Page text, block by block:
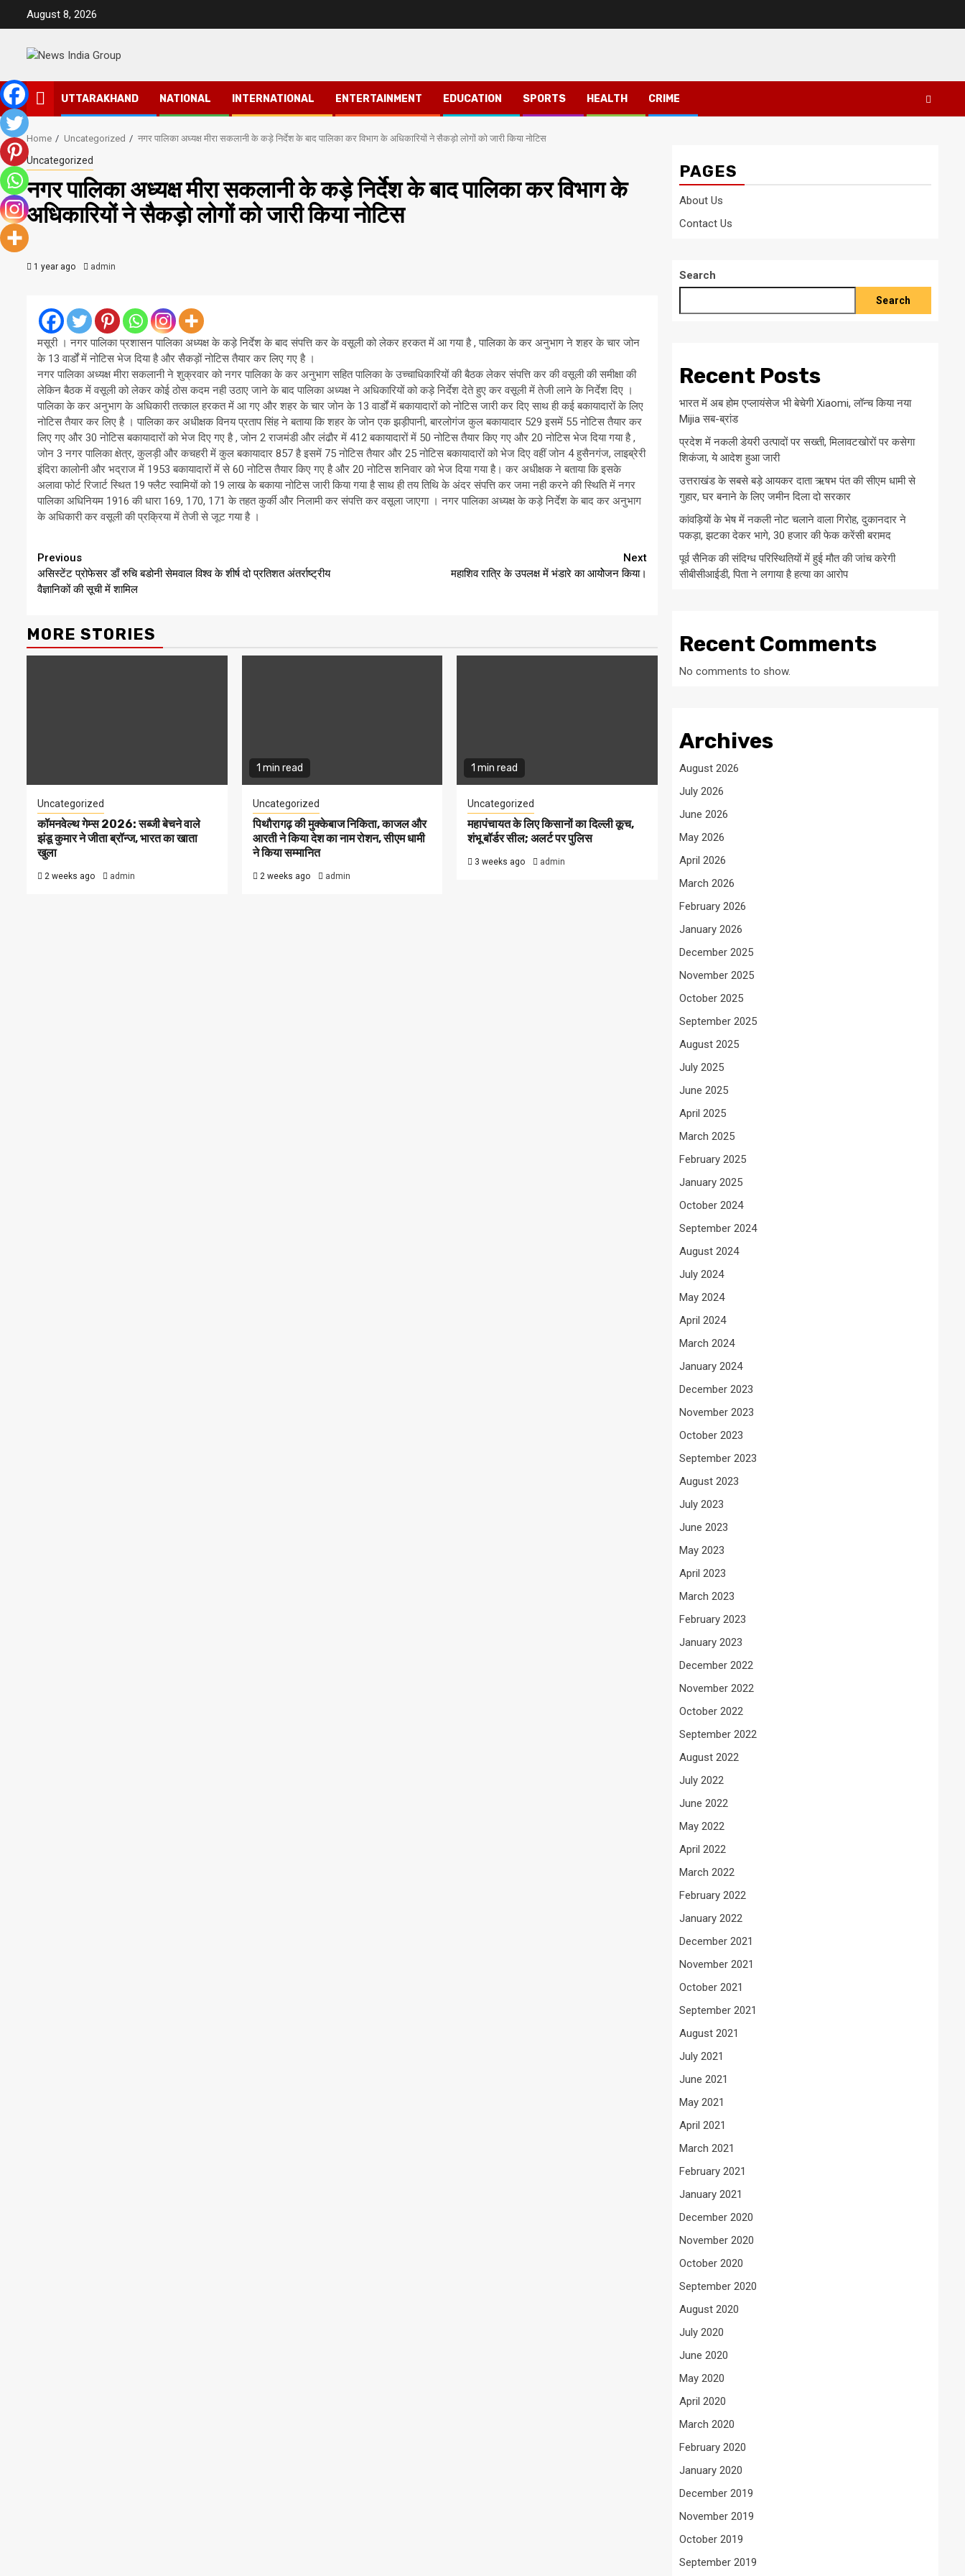
August 8, 2026
UTTARAKHAND NATIONAL INTERNATIONAL ENTERTAINMENT EDUCATION SPORTS HEALTH CRIME
Home Uncategorized नगर पालिका अध्यक्ष मीरा सकलानी के कड़े निर्देश के बाद पालिका कर विभाग के अधिकारियों ने सैकड़ो लोगों को जारी किया नोटिस
Uncategorized
नगर पालिका अध्यक्ष मीरा सकलानी के कड़े निर्देश के बाद पालिका कर विभाग के
अधिकारियों ने सैकड़ो लोगों को जारी किया नोटिस
1 year ago admin
मसूरी । नगर पालिका प्रशासन पालिका अध्यक्ष केकड़ेनिर्देश के बाद संपत्ति कर के वसूली को लेकर हरकत में आ गया है , पालिका के कर अनुभाग ने शहर के चार जोन
के 13 वार्डों में नोटिस भेज दिया है औरसैकड़ोंनोटिस तैयार कर लिए गए है ।
नगर पालिका अध्यक्ष मीरा सकलानी ने शुक्रवार को नगर पालिका के कर अनुभाग सहित पालिका के उच्चाधिकारियों की बैठक लेकर संपत्ति कर की वसूली की समीक्षा की
लेकिन बैठक में वसूली को लेकर कोई ठोस कदम नही उठाए जाने के बाद पालिका अध्यक्ष ने अधिकारियों कोकड़ेनिर्देश देते हुए कर वसूली में तेजी लाने के निर्देश दिए ।
पालिका के कर अनुभाग के अधिकारी तत्काल हरकत में आ गए और शहर के चार जोन के 13 वार्डों में बकायादारों को नोटिस जारी कर दिए साथ ही कई बकायादारों के लिए
नोटिस तैयार कर लिए है । पालिका कर अधीक्षक विनय प्रताप सिंह ने बताया कि शहर के जोन एक झड़ीपानी,बारलोगंजकुल बकायादार 529 इसमें 55 नोटिस तैयार कर
लिए गए और 30 नोटिस बकायादारों को भेज दिए गए है , जोन 2राजमंडीऔरलंढौरमें 412 बकायादारों में 50 नोटिस तैयार किए गए और 20 नोटिस भेज दिया गया है ,
जोन 3 नगर पालिका क्षेत्र,कुलड़ीऔर कचहरी में कुल बकायादार 857 है इसमें 75 नोटिस तैयार और 25 नोटिस बकायादारों को भेज दिए वहीं जोन 4 हुसैनगंज, लाइब्रेरी
इंदिरा कालोनी और भद्राजमें 1953 बकायादारों में से 60 नोटिस तैयार किए गए है और 20 नोटिस शनिवार को भेज दिया गया है। कर अधीक्षक ने बताया कि इसके
अलावा फोर्ट रिजार्ट स्थित 19 फ्लैट स्वामियों को 19 लाख के बकाया नोटिस जारी किया गया है साथ ही तय तिथि के अंदर संपत्ति कर जमा नही करने की स्थिति में नगर
पालिका अधिनियम 1916 की धारा 169, 170, 171 के तहत कुर्की औरनिलामीकर संपत्ति कर वसूला जाएगा । नगर पालिका अध्यक्ष केकड़ेनिर्देश के बाद कर अनुभाग
के अधिकारी कर वसूली की प्रक्रिया में तेजी से जूट गया है ।
Continue
Reading
Previous
असिस्टेंट प्रोफेसर डाँ रुचि बडोनी सेमवाल विश्व के शीर्ष दो प्रतिशत अंतर्राष्ट्रीय
वैज्ञानिकों की सूची में शामिल
Next
महाशिव रात्रि के उपलक्ष में भंडारे का आयोेजन किया।
MORE STORIES
Uncategorized
कॉमनवेल्थ गेम्स 2026: सब्जी बेचने वाले
झंडू कुमार ने जीता ब्रॉन्ज, भारत का खाता
खुला
2 weeks ago admin
1 min read
Uncategorized
पिथौरागढ़ की मुक्केबाज निकिता, काजल और
आरती ने किया देश का नाम रोशन, सीएम धामी
ने किया सम्मानित
2 weeks ago admin
1 min read
Uncategorized
महापंचायत के लिए किसानों का दिल्ली कूच,
शंभू बॉर्डर सील; अलर्ट पर पुलिस
3 weeks ago admin
PAGES
About Us
Contact Us
Search
Search
Recent Posts
भारत में अब होम एप्लायंसेज भी बेचेगी Xiaomi, लॉन्च किया नया
Mijia सब-ब्रांड
प्रदेश में नकली डेयरी उत्पादों पर सख्ती, मिलावटखोरों पर कसेगा
शिकंजा, ये आदेश हुआ जारी
उत्तराखंड के सबसे बड़े आयकर दाता ऋषभ पंत की सीएम धामी से
गुहार, घर बनाने के लिए जमीन दिला दो सरकार
कांवड़ियों के भेष में नकली नोट चलाने वाला गिरोह, दुकानदार ने
पकड़ा, झटका देकर भागे, 30 हजार की फेक करेंसी बरामद
पूर्व सैनिक की संदिग्ध परिस्थितियों में हुई मौत की जांच करेगी
सीबीसीआईडी, पिता ने लगाया है हत्या का आरोप
Recent Comments
No comments to show.
Archives
August 2026
July 2026
June 2026
May 2026
April 2026
March 2026
February 2026
January 2026
December 2025
November 2025
October 2025
September 2025
August 2025
July 2025
June 2025
April 2025
March 2025
February 2025
January 2025
October 2024
September 2024
August 2024
July 2024
May 2024
April 2024
March 2024
January 2024
December 2023
November 2023
October 2023
September 2023
August 2023
July 2023
June 2023
May 2023
April 2023
March 2023
February 2023
January 2023
December 2022
November 2022
October 2022
September 2022
August 2022
July 2022
June 2022
May 2022
April 2022
March 2022
February 2022
January 2022
December 2021
November 2021
October 2021
September 2021
August 2021
July 2021
June 2021
May 2021
April 2021
March 2021
February 2021
January 2021
December 2020
November 2020
October 2020
September 2020
August 2020
July 2020
June 2020
May 2020
April 2020
March 2020
February 2020
January 2020
December 2019
November 2019
October 2019
September 2019